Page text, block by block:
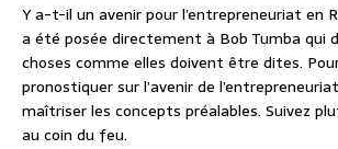
Y a-t-il un avenir pour l’entrepreneuriat en
a été posée directement à Bob Tumba qui
choses comme elles doivent être dites.
pronostiquer sur l’avenir de
maîtriser les concepts préalables. Suivez
au coin du feu.